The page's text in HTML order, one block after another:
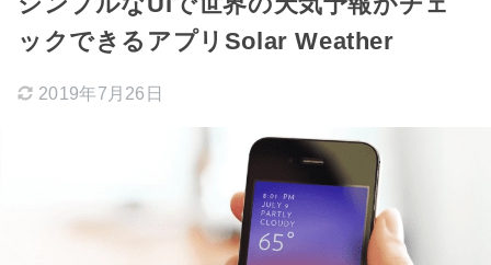
ックできるアプリSolar Weather
2019年7月26日